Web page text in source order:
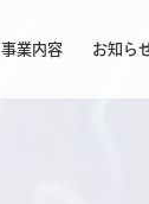
事業内容 お知ら